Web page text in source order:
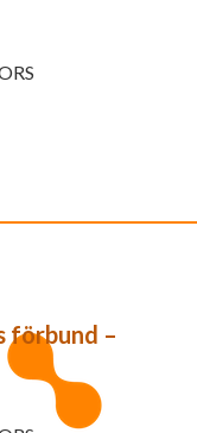
förbund –